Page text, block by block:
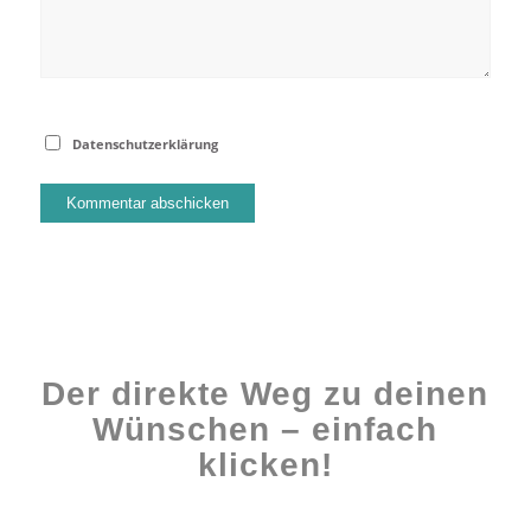
Datenschutzerklärung
Der direkte Weg zu deinen
Wünschen – einfach
klicken!